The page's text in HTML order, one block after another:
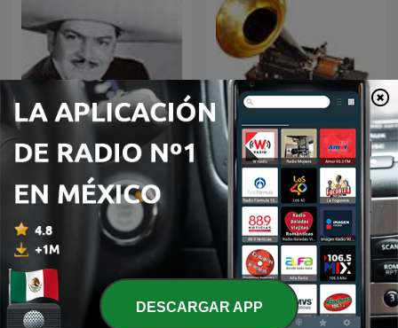
JOSE ALFREDO JIMENEZ
EN NOCHE DE ROMANCE
El fonógrafo una
revolución en el sonido
DESCARGAR APP